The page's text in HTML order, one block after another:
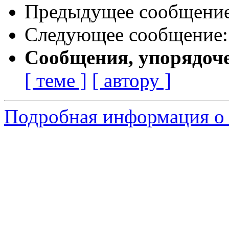
Предыдущее
Следующее
Сообщения,
[ теме ] [ автору ]
Подробная информация о